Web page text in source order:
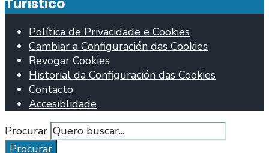
Turístico
Política de Privacidade e Cookies
Cambiar a Configuración das Cookies
Revogar Cookies
Historial da Configuración das Cookies
Contacto
Accesiblidade
Procurar
Procurar